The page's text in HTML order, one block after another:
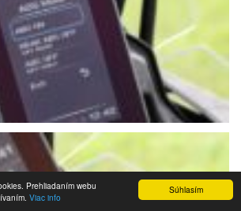
Súhlasím
Prehliadaním webu
Viac info